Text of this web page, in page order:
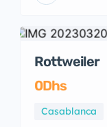
Rottweiler
0Dhs
Casablanca